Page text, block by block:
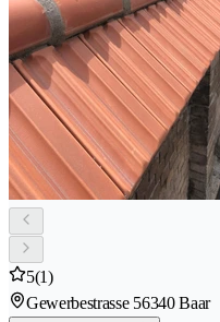
5(1)
Gewerbestrasse 56340 Baar